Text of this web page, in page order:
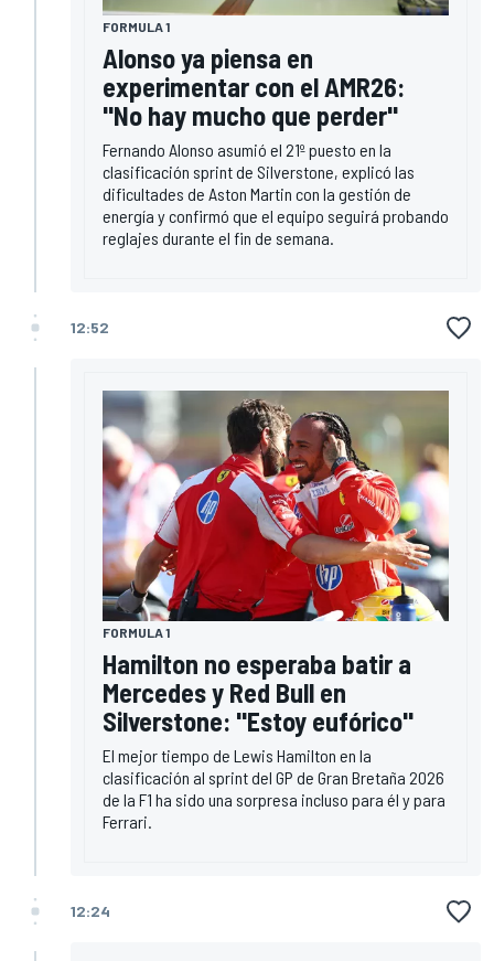
FORMULA 1
Alonso ya piensa en
experimentar con el AMR26:
"No hay mucho que perder"
Fernando Alonso asumió el 21º puesto en la
clasificación sprint de Silverstone, explicó las
dificultades de Aston Martin con la gestión de
energía y confirmó que el equipo seguirá probando
reglajes durante el fin de semana.
12:52
FORMULA 1
Hamilton no esperaba batir a
Mercedes y Red Bull en
Silverstone: "Estoy eufórico"
El mejor tiempo de Lewis Hamilton en la
clasificación al sprint del GP de Gran Bretaña 2026
de la F1 ha sido una sorpresa incluso para él y para
Ferrari.
12:24